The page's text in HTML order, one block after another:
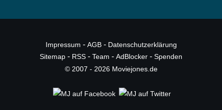
Impressum - AGB- Datenschutzerklärung
Sitemap - RSS - Team - AdBlocker - Spenden
© 2007 - 2026 Moviejones.de